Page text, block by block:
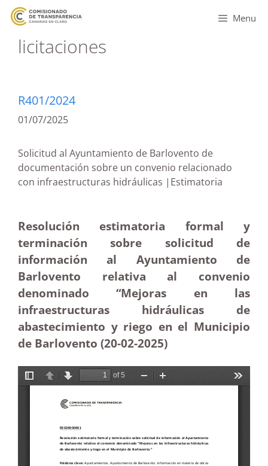
Menu
licitaciones
R401/2024
01/07/2025
Solicitud al Ayuntamiento de Barlovento de
documentación sobre un convenio relacionado
con infraestructuras hidráulicas |Estimatoria
Resolución estimatoria formal y
terminación sobre solicitud de
información al Ayuntamiento de
Barlovento relativa al convenio
denominado “Mejoras en las
infraestructuras hidráulicas de
abastecimiento y riego en el Municipio
de Barlovento (20-02-2025)